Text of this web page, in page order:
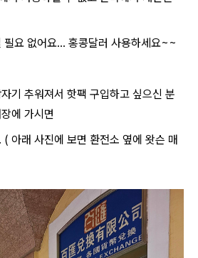
필요 없어요... 홍콩달러 사용하세요~~
기 추워져서 핫팩 구입하고 싶으신 분
에 가시면
아래 사진에 보면 환전소 옆에 왓슨 매